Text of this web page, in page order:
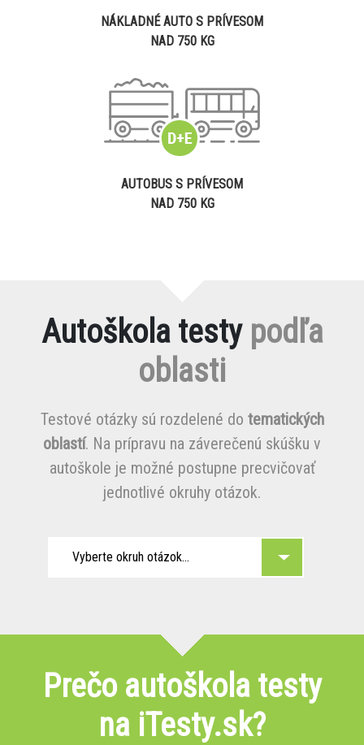
NÁKLADNÉ AUTO S PRÍVESOM
NAD 750 KG
AUTOBUS S PRÍVESOM
NAD 750 KG
Autoškola testy podľa
oblasti
Testové otázky sú rozdelené do tematických
oblastí. Na prípravu na záverečenú skúšku v
autoškole je možné postupne precvičovať
jednotlivé okruhy otázok.
Vyberte okruh otázok...
Prečo autoškola testy
na iTesty.sk?